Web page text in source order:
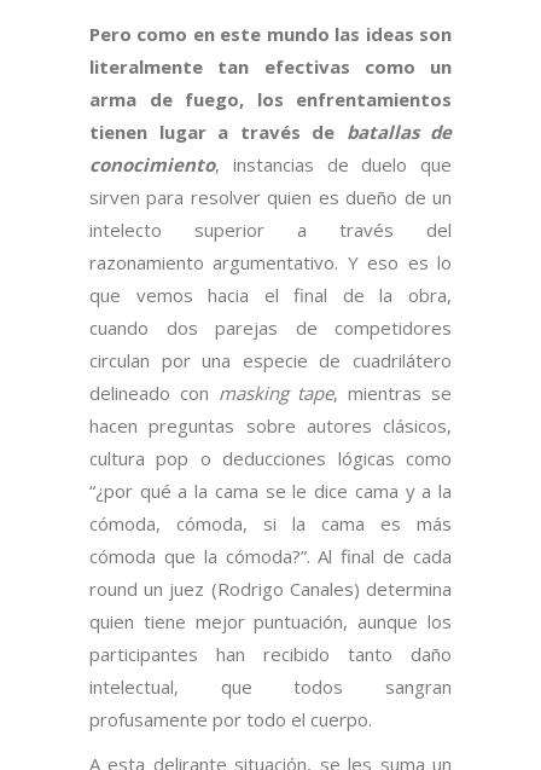
Pero como en este mundo las ideas son
literalmente tan efectivas como un
arma de fuego, los enfrentamientos
tienen lugar a través de batallas de
conocimiento, instancias de duelo que
sirven para resolver quien es dueño de un
intelecto superior a través del
razonamiento argumentativo. Y eso es lo
que vemos hacia el final de la obra,
cuando dos parejas de competidores
circulan por una especie de cuadrilátero
delineado con masking tape, mientras se
hacen preguntas sobre autores clásicos,
cultura pop o deducciones lógicas como
“¿por qué a la cama se le dice cama y a la
cómoda, cómoda, si la cama es más
cómoda que la cómoda?”. Al final de cada
round un juez (Rodrigo Canales) determina
quien tiene mejor puntuación, aunque los
participantes han recibido tanto daño
intelectual, que todos sangran
profusamente por todo el cuerpo.
A esta delirante situación, se les suma un